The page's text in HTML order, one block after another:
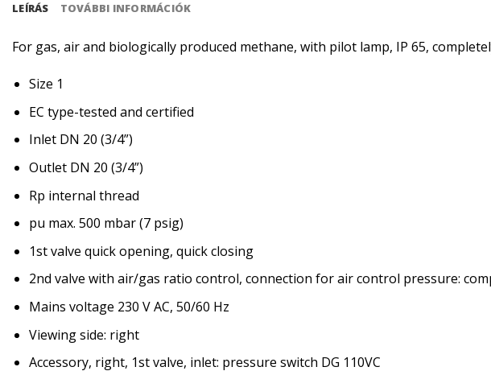
LEÍRÁS TOVÁBBI INFORMÁCIÓK
For gas, air and biologically produced methane, with pilot lamp, IP 65,
Size 1
EC type-tested and certified
Inlet DN 20 (3/4”)
Outlet DN 20 (3/4”)
Rp internal thread
pu max. 500 mbar (7 psig)
1st valve quick opening, quick closing
2nd valve with air/gas ratio control, connection for air control pressure:
Mains voltage 230 V AC, 50/60 Hz
Viewing side: right
Accessory, right, 1st valve, inlet: pressure switch DG 110VC